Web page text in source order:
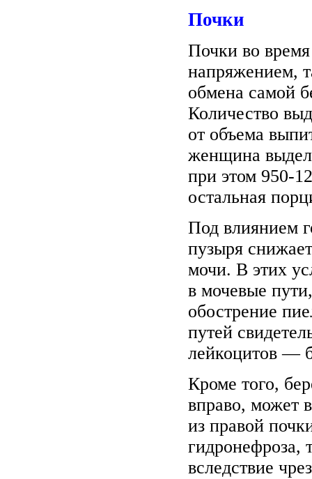
Почки
Почки во
напряжением,
обмена самой
Количество
от объема
женщина
при этом 950-
остальная
Под влиянием
пузыря
мочи. В этих
в мочевые
обострение
путей
лейкоцитов —
Кроме того,
вправо, может
из правой
гидронефроза,
вследствие